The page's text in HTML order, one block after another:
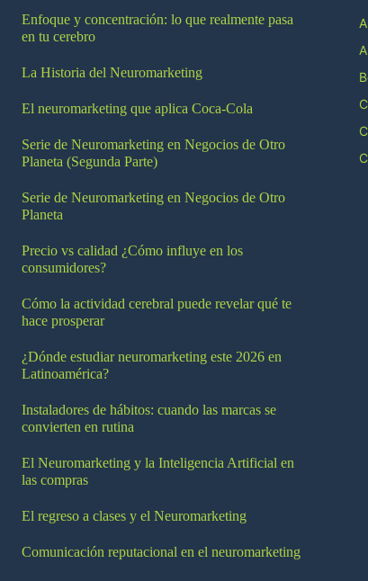
Enfoque y concentración: lo que realmente pasa
en tu cerebro
La Historia del Neuromarketing
El neuromarketing que aplica Coca-Cola
Serie de Neuromarketing en Negocios de Otro
Planeta (Segunda Parte)
Serie de Neuromarketing en Negocios de Otro
Planeta
Precio vs calidad ¿Cómo influye en los
consumidores?
Cómo la actividad cerebral puede revelar qué te
hace prosperar
¿Dónde estudiar neuromarketing este 2026 en
Latinoamérica?
Instaladores de hábitos: cuando las marcas se
convierten en rutina
El Neuromarketing y la Inteligencia Artificial en
las compras
El regreso a clases y el Neuromarketing
Comunicación reputacional en el neuromarketing